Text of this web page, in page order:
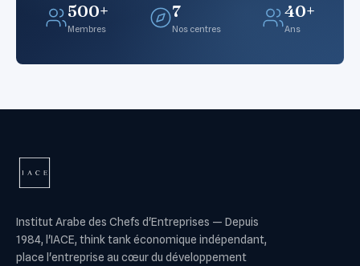
500+
Membres
7
Nos centres
40+
Ans
Institut Arabe des Chefs d'Entreprises — Depuis
1984, l'IACE, think tank économique indépendant,
place l'entreprise au cœur du développement